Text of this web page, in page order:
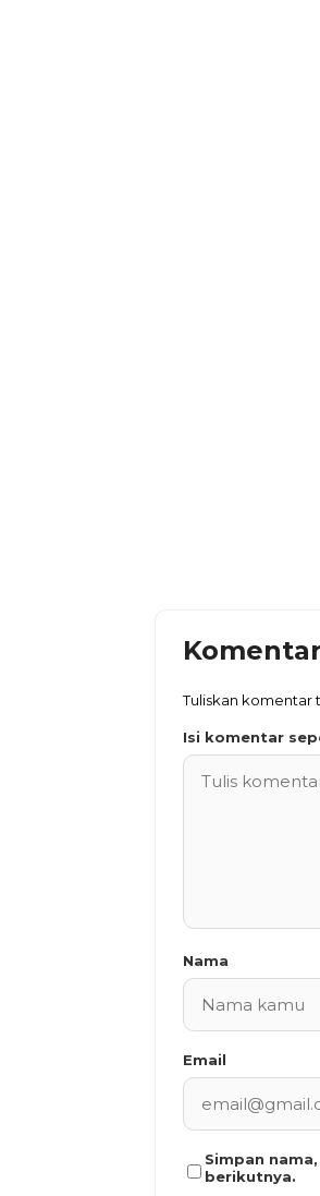
Komentar
Tuliskan komentar
Isi komentar
Nama
Email
Simpan
berikutnya.